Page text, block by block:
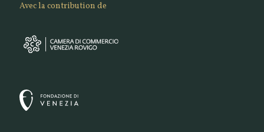
Avec la contribution de